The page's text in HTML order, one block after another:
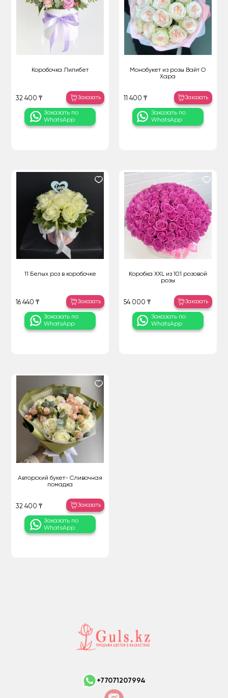
Коробочка Лилибет
32 400 ₸ Заказать
Заказать по
WhatsApp
Монобукет из розы Вайт О
Хара
11 400 ₸ Заказать
Заказать по
WhatsApp
11 Белых роз в коробочке
16 440 ₸ Заказать
Заказать по
WhatsApp
Коробка XXL из 101 розовой
розы
54 000 ₸ Заказать
Заказать по
WhatsApp
Авторский букет- Сливочная
помадка
32 400 ₸ Заказать
Заказать по
WhatsApp
+77071207994